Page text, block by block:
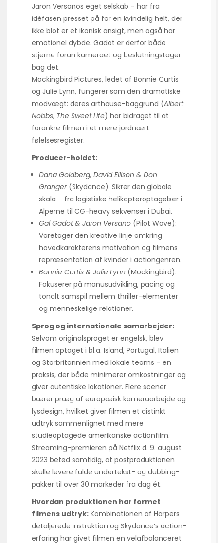
Jaron Versanos eget selskab – har fra
idéfasen presset på for en kvindelig helt, der
ikke blot er et ikonisk ansigt, men også har
emotionel dybde. Gadot er derfor både
stjerne foran kameraet og beslutningstager
bag det.
Mockingbird Pictures, ledet af Bonnie Curtis
og Julie Lynn, fungerer som den dramatiske
modvægt: deres arthouse-baggrund (Albert
Nobbs, The Sweet Life) har bidraget til at
forankre filmen i et mere jordnært
følelsesregister.
Producer-holdet:
Dana Goldberg, David Ellison & Don
Granger(Skydance): Sikrer den globale
skala – fra logistiske helikopteroptagelser i
Alperne til CG-heavy sekvenser i Dubai.
Gal Gadot & Jaron Versano (Pilot Wave):
Varetager den kreative linje omkring
hovedkarakterens motivation og filmens
repræsentation af kvinder i actiongenren.
Bonnie Curtis & Julie Lynn (Mockingbird):
Fokuserer på manusudvikling, pacing og
tonalt samspil mellem thriller-elementer
og menneskelige relationer.
Sprog og internationale samarbejder:
Selvom originalsproget er engelsk, blev
filmen optaget i bl.a. Island, Portugal, Italien
og Storbritannien med lokale teams – en
praksis, der både minimerer omkostninger og
giver autentiske lokationer. Flere scener
bærer præg af europæisk kameraarbejde og
lysdesign, hvilket giver filmen et distinkt
udtryk sammenlignet med mere
studieoptagede amerikanske actionfilm.
Streaming-premieren på Netflix d. 9. august
2023 betød samtidig, at postproduktionen
skulle levere fulde undertekst- og dubbing-
pakker til over 30 markeder fra dag ét.
Hvordan produktionen har formet
filmens udtryk: Kombinationen af Harpers
detaljerede instruktion og Skydance’s action-
erfaring har givet filmen en velafbalanceret